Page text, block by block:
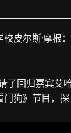
了回归嘉宾艾
门狗》节目，